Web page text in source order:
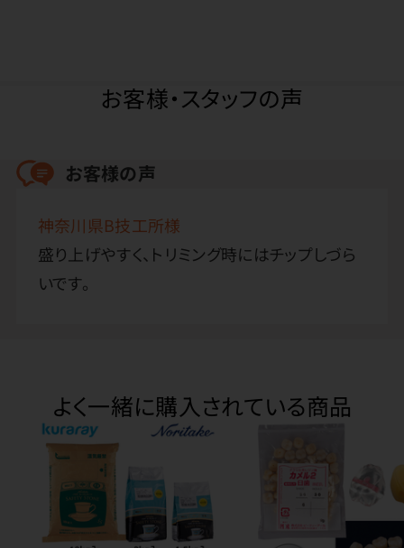
お客様・スタッフの声
お客様の声
神奈川県B技工所様
盛り上げやすく、トリミング時にはチップしづら
いです。
よく一緒に購入されている商品